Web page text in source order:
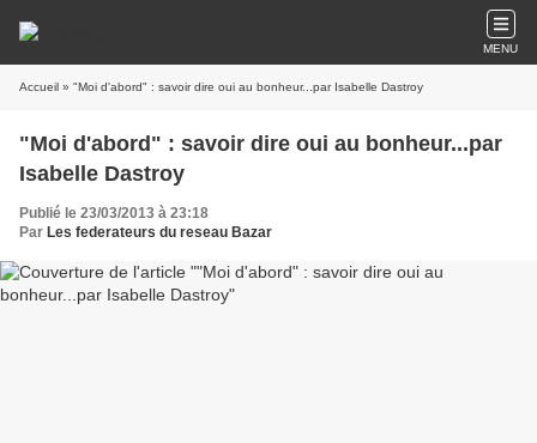
MENU
Accueil » "Moi d'abord" : savoir dire oui au bonheur...par Isabelle Dastroy
"Moi d'abord" : savoir dire oui au bonheur...par
Isabelle Dastroy
Publié le 23/03/2013 à 23:18
Par Les federateurs du reseau Bazar